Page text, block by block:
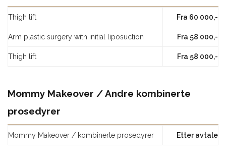
Thigh lift Fra 60 000,-
Arm plastic surgery with initial liposuction Fra 58 000,-
Thigh lift Fra 58 000,-
Mommy Makeover / Andre kombinerte
prosedyrer
Mommy Makeover / kombinerte prosedyrer Etter avtale